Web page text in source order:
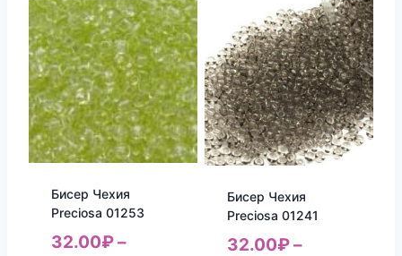
Бисер Чехия
Preciosa 01253
32.00₽–
Бисер Чехия
Preciosa 01241
32.00₽–